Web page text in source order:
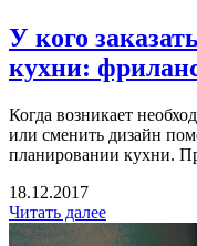
У кого
кухни:
Когда возникает
или сменить дизайн
планировании кухни.
18.12.2017
Читать далее